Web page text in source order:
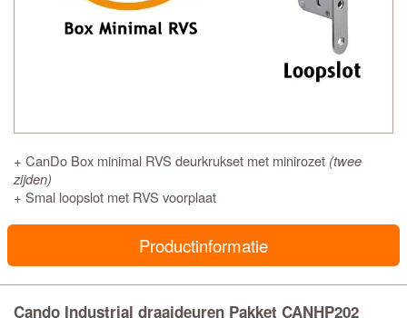
+ CanDo Box minimal RVS deurkrukset met minirozet (twee
zijden)
+ Smal loopslot met RVS voorplaat
Productinformatie
Cando Industrial draaideuren Pakket CANHP202